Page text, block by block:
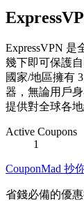
ExpressVPN
幾下即可保護
國家/地區擁有
器，無論用戶
提供對全球各
Active Coupons
1
CouponMad 抄
省錢必備的優